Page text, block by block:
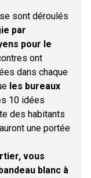
sont déroulés
par
pour le
ont
dans chaque
les bureaux
10 idées
des habitants
une portée
vous
blanc à